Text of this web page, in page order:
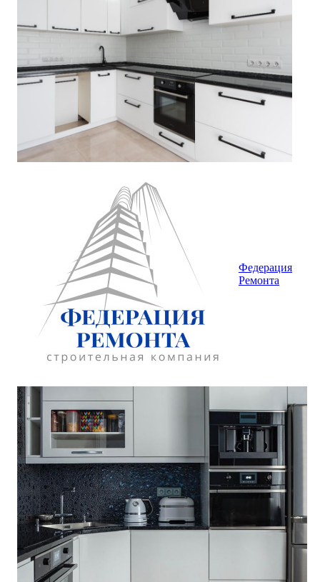
Федерация
Ремонта
Квартира на ул. Молодцова